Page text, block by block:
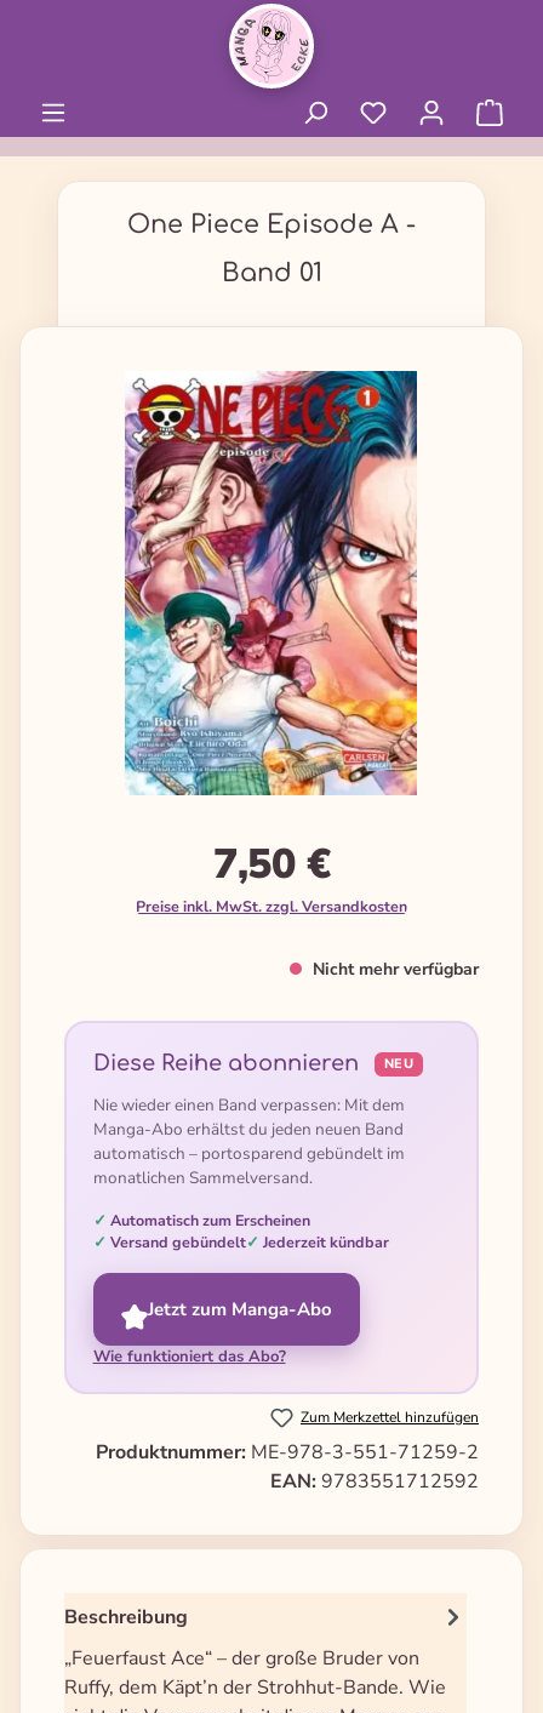
One Piece Episode A -
Band 01
Bildergalerie überspringen
7,50 €
Preise inkl. MwSt. zzgl. Versandkosten
Nicht mehr verfügbar
Diese Reihe abonnieren NEU
Nie wieder einen Band verpassen: Mit dem
Manga-Abo erhältst du jeden neuen Band
automatisch – portosparend gebündelt im
monatlichen Sammelversand.
Automatisch zum Erscheinen
Versand gebündelt
Jederzeit kündbar
Jetzt zum Manga-Abo
Wie funktioniert das Abo?
Zum Merkzettel hinzufügen
Produktnummer: ME-978-3-551-71259-2
EAN: 9783551712592
Beschreibung
„Feuerfaust Ace“ – der große Bruder von
Ruffy, dem Käpt’n der Strohhut-Bande. Wie